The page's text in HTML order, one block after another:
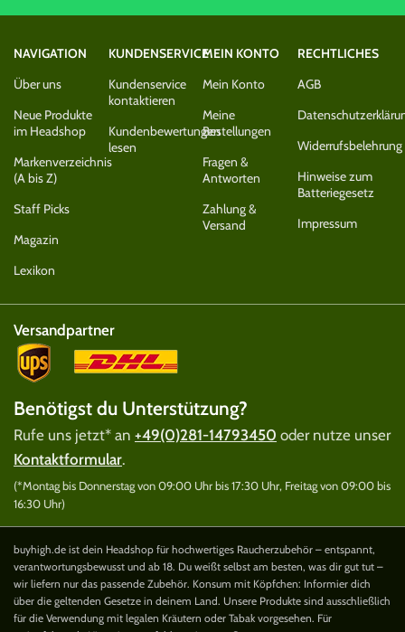
NAVIGATION
Über uns
Neue Produkte
im Headshop
Markenverzeichnis
(A bis Z)
Staff Picks
Magazin
Lexikon
KUNDENSERVICE
Kundenservice
kontaktieren
Kundenbewertungen
lesen
MEIN KONTO
Mein Konto
Meine
Bestellungen
Fragen &
Antworten
Zahlung &
Versand
RECHTLICHES
AGB
Widerrufsbelehrung
Hinweise zum
Batteriegesetz
Impressum
Versandpartner
Benötigst du Unterstützung?
Rufe uns jetzt* an +49(0)281-14793450 oder nutze unser
Kontaktformular.
(*Montag bis Donnerstag von 09:00 Uhr bis 17:30 Uhr, Freitag von 09:00 bis
16:30 Uhr)
buyhigh.de ist dein Headshop für hochwertiges Raucherzubehör – entspannt,
verantwortungsbewusst und ab 18. Du weißt selbst am besten, was dir gut tut –
wir liefern nur das passende Zubehör. Konsum mit Köpfchen: Informier dich
über die geltenden Gesetze in deinem Land. Unsere Produkte sind ausschließlich
für die Verwendung mit legalen Kräutern oder Tabak vorgesehen. Für